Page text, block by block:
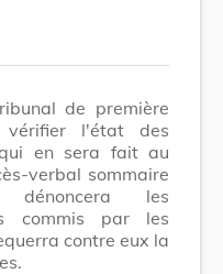
de première
l'état des
en sera fait au
verbal sommaire
les
commis par les
contre eux la